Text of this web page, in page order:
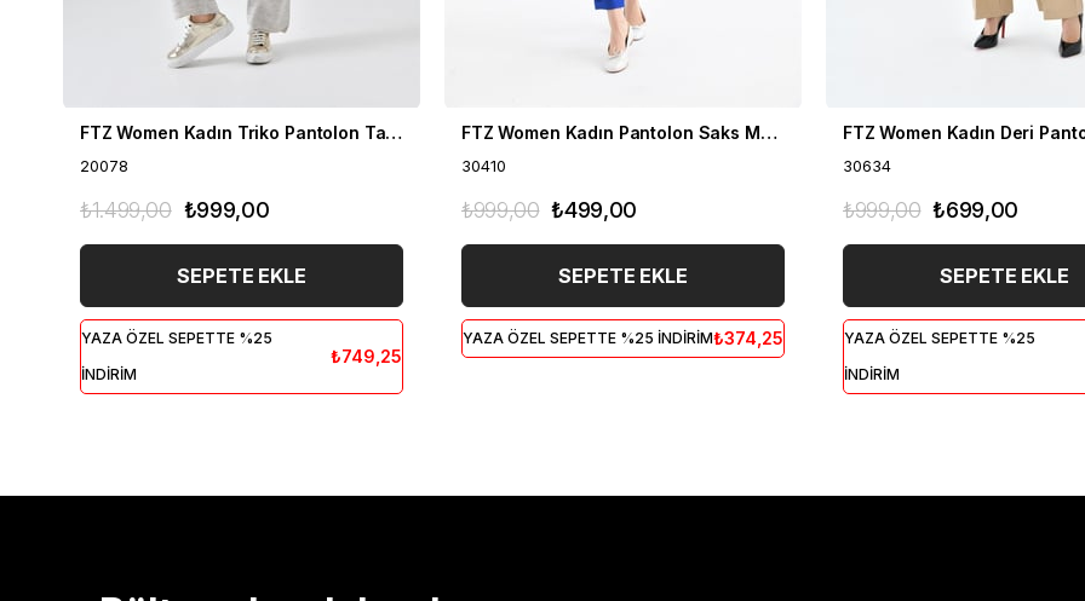
FTZ Women Kadın Triko Pantolon Taş 20078
20078
₺999,00
₺1.499,00
SEPETE EKLE
YAZA ÖZEL SEPETTE %25
İNDİRİM
₺749,25
FTZ Women Kadın Pantolon Saks Mavi 30410
30410
₺499,00
₺999,00
SEPETE EKLE
YAZA ÖZEL SEPETTE %25 İNDİRİM₺374,25
30634
₺699,00
₺999,00
SEPETE EKLE
YAZA ÖZEL SEPETTE %25
İNDİRİM